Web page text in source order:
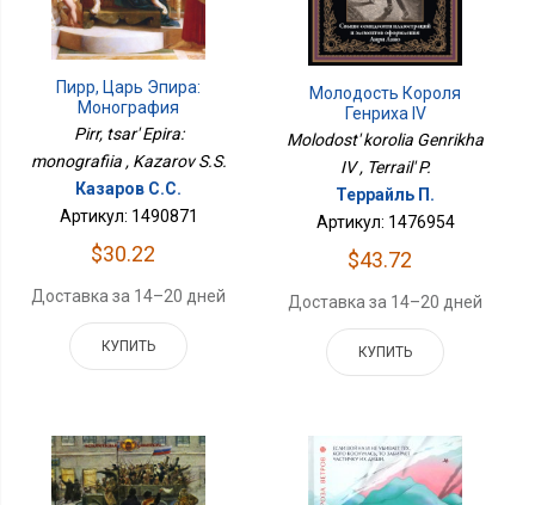
Пирр, Царь Эпира:
Монография
Pirr, tsar' Epira:
monografiia , Kazarov S.S.
Казаров С.С.
Артикул: 1490871
$30.22
Доставка за 14–20 дней
КУПИТЬ
Молодость Короля
Генриха IV
Molodost' korolia Genrikha
IV , Terrail' P.
Террайль П.
Артикул: 1476954
$43.72
Доставка за 14–20 дней
КУПИТЬ